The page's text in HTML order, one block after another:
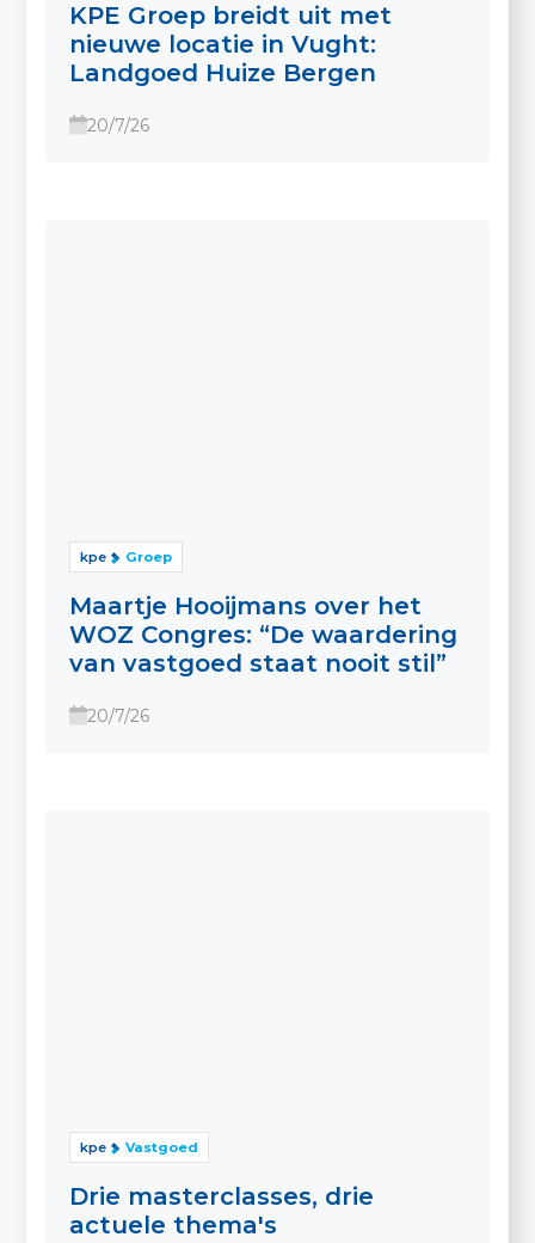
KPE Groep breidt uit met
nieuwe locatie in Vught:
Landgoed Huize Bergen
20/7/26
kpe Groep
Maartje Hooijmans over het
WOZ Congres: “De waardering
van vastgoed staat nooit stil”
20/7/26
kpe Vastgoed
Drie masterclasses, drie
actuele thema's